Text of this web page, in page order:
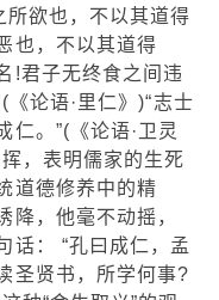
所欲也，不以其道得
也，不以其道得
!君子无终食之间违
论语·里仁》)“志士
仁。”(《论语·卫灵
，表明儒家的生死
道德修养中的精
降，他毫不动摇，
话： “孔曰成仁，孟
圣贤书，所学何事?